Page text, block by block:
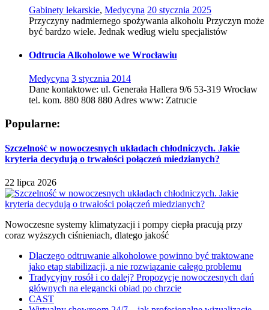
Gabinety lekarskie, Medycyna 20 stycznia 2025
Przyczyny nadmiernego spożywania alkoholu Przyczyn może
być bardzo wiele. Jednak według wielu specjalistów
Odtrucia Alkoholowe we Wrocławiu
Medycyna 3 stycznia 2014
Dane kontaktowe: ul. Generała Hallera 9/6 53-319 Wrocław
tel. kom. 880 808 880 Adres www: Zatrucie
Popularne:
Szczelność w nowoczesnych układach chłodniczych. Jakie
kryteria decydują o trwałości połączeń miedzianych?
22 lipca 2026
Nowoczesne systemy klimatyzacji i pompy ciepła pracują przy
coraz wyższych ciśnieniach, dlatego jakość
Dlaczego odtruwanie alkoholowe powinno być traktowane
jako etap stabilizacji, a nie rozwiązanie całego problemu
Tradycyjny rosół i co dalej? Propozycje nowoczesnych dań
głównych na elegancki obiad po chrzcie
CAST